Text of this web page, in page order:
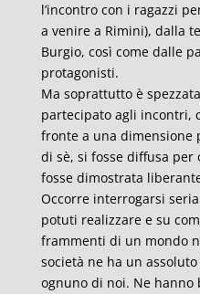
l’incontro con i ragazzi
a venire a Rimini), dalla
Burgio, così come dalle
protagonisti.
Ma soprattutto è
partecipato agli incontri,
fronte a una dimensione
di sè, si fosse diffusa per
fosse dimostrata
Occorre interrogarsi
potuti realizzare e su
frammenti di un mondo
società ne ha un
ognuno di noi. Ne hanno